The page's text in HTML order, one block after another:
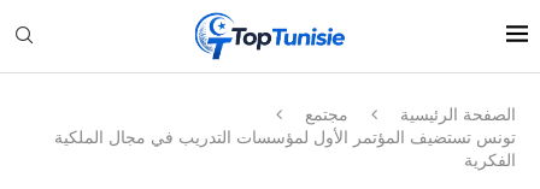
الصفحة الرئيسية
مجتمع
تونس تستضيف المؤتمر الأول لمؤسسات التدريب في مجال الملكية
الفكرية